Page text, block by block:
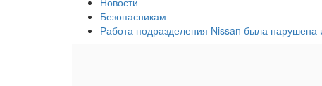
Безопасникам
Работа подразделения Nissan была нарушена